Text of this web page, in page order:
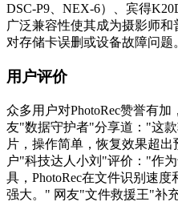
DSC-P9、NEX-6）、宾得
广泛兼容性使其成为摄影师
对存储卡误删或设备故障问题
用户评价
众多用户对PhotoRec赞誉有
友"数据守护者"分享道："这
片，操作简单，恢复效果超
户"科技达人小刘"评价："作
具，PhotoRec在文件识别速
强大。" 网友"文件救援王"补